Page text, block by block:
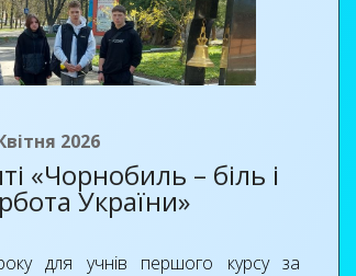
2026
«Чорнобиль – біль і
України»
для учнів першого курсу за